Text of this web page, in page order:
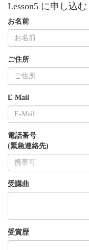
Lesson5 に申し込む
お名前
ご住所
E-Mail
電話番号
(緊急連絡先)
受講曲
受賞歴